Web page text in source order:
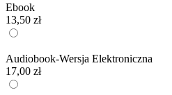
Ebook
13,50 zł
Audiobook-Wersja Elektroniczna
17,00 zł